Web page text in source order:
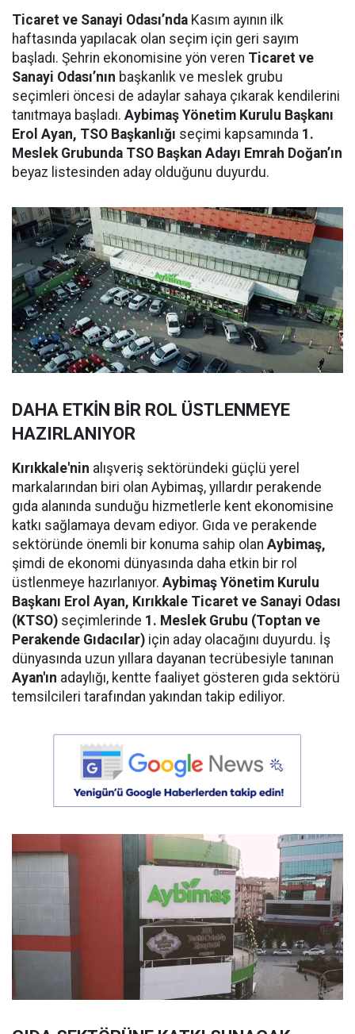
Ticaret ve Sanayi Odası’nda Kasım ayının ilk
haftasında yapılacak olan seçim için geri sayım
başladı. Şehrin ekonomisine yön veren Ticaret ve
Sanayi Odası’nın başkanlık ve meslek grubu
seçimleri öncesi de adaylar sahaya çıkarak kendilerini
tanıtmaya başladı. Aybimaş Yönetim Kurulu Başkanı
Erol Ayan, TSO Başkanlığı seçimi kapsamında 1.
Meslek Grubunda TSO Başkan Adayı Emrah Doğan’ın
beyaz listesinden aday olduğunu duyurdu.
DAHA ETKİN BİR ROL ÜSTLENMEYE
HAZIRLANIYOR
Kırıkkale'nin alışveriş sektöründeki güçlü yerel
markalarından biri olan Aybimaş, yıllardır perakende
gıda alanında sunduğu hizmetlerle kent ekonomisine
katkı sağlamaya devam ediyor. Gıda ve perakende
sektöründe önemli bir konuma sahip olan Aybimaş,
şimdi de ekonomi dünyasında daha etkin bir rol
üstlenmeye hazırlanıyor. Aybimaş Yönetim Kurulu
Başkanı Erol Ayan, Kırıkkale Ticaret ve Sanayi Odası
(KTSO) seçimlerinde 1. Meslek Grubu (Toptan ve
Perakende Gıdacılar) için aday olacağını duyurdu. İş
dünyasında uzun yıllara dayanan tecrübesiyle tanınan
Ayan'ın adaylığı, kentte faaliyet gösteren gıda sektörü
temsilcileri tarafından yakından takip ediliyor.